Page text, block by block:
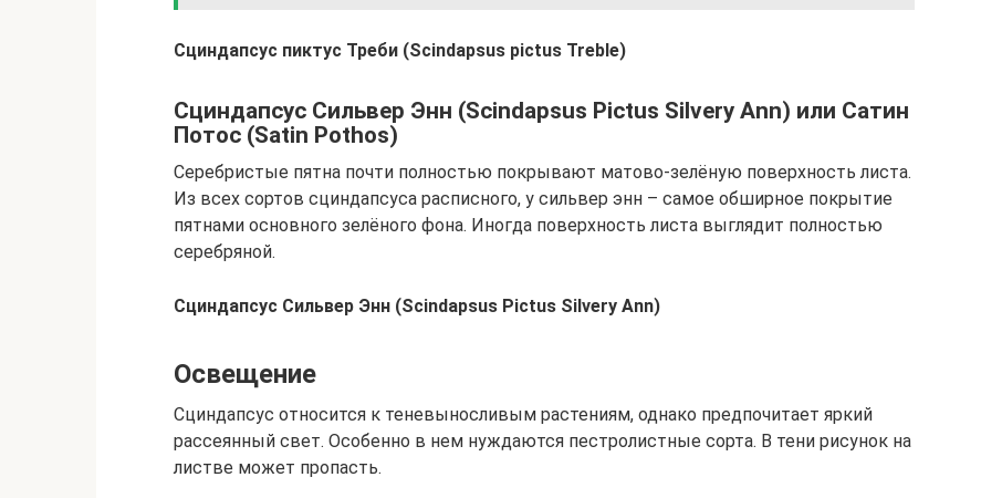
Сциндапсус пиктус Треби (Scindapsus pictus Treble)
Сциндапсус Сильвер Энн (Scindapsus Pictus Silvery Ann) или Сатин
Потос (Satin Pothos)
Серебристые пятна почти полностью покрывают матово-зелёную поверхность листа.
Из всех сортов сциндапсуса расписного, у сильвер энн – самое обширное покрытие
пятнами основного зелёного фона. Иногда поверхность листа выглядит полностью
серебряной.
Сциндапсус Сильвер Энн (Scindapsus Pictus Silvery Ann)
Освещение
Сциндапсус относится к теневыносливым растениям, однако предпочитает яркий
рассеянный свет. Особенно в нем нуждаются пестролистные сорта. В тени рисунок на
листве может пропасть.